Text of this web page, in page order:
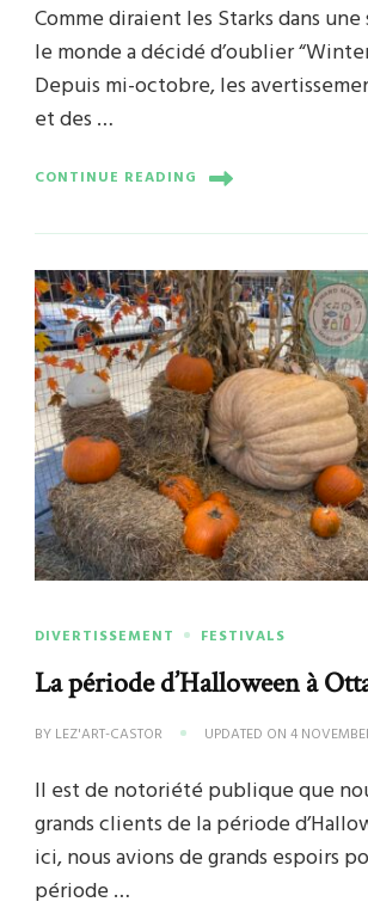
Comme diraient les Starks dans
le monde a décidé d’oublier
Depuis mi-octobre, les
et des …
CONTINUE READING
DIVERTISSEMENT FESTIVALS
La période d’Halloween à
BY LEZ'ART-CASTOR UPDATED ON 4
Il est de notoriété publique que
grands clients de la période
ici, nous avions de grands espoirs
période …